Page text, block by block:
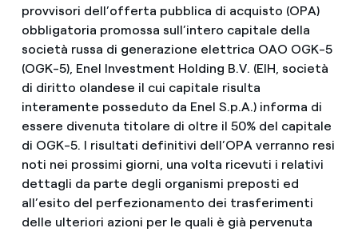
provvisori dell’offerta pubblica di acquisto (OPA)
obbligatoria promossa sull’intero capitale della
società russa di generazione elettrica OAO OGK-5
(OGK-5), Enel Investment Holding B.V. (EIH, società
di diritto olandese il cui capitale risulta
interamente posseduto da Enel S.p.A.) informa di
essere divenuta titolare di oltre il 50% del capitale
di OGK-5. I risultati definitivi dell’OPA verranno resi
noti nei prossimi giorni, una volta ricevuti i relativi
dettagli da parte degli organismi preposti ed
all’esito del perfezionamento dei trasferimenti
delle ulteriori azioni per le quali è già pervenuta